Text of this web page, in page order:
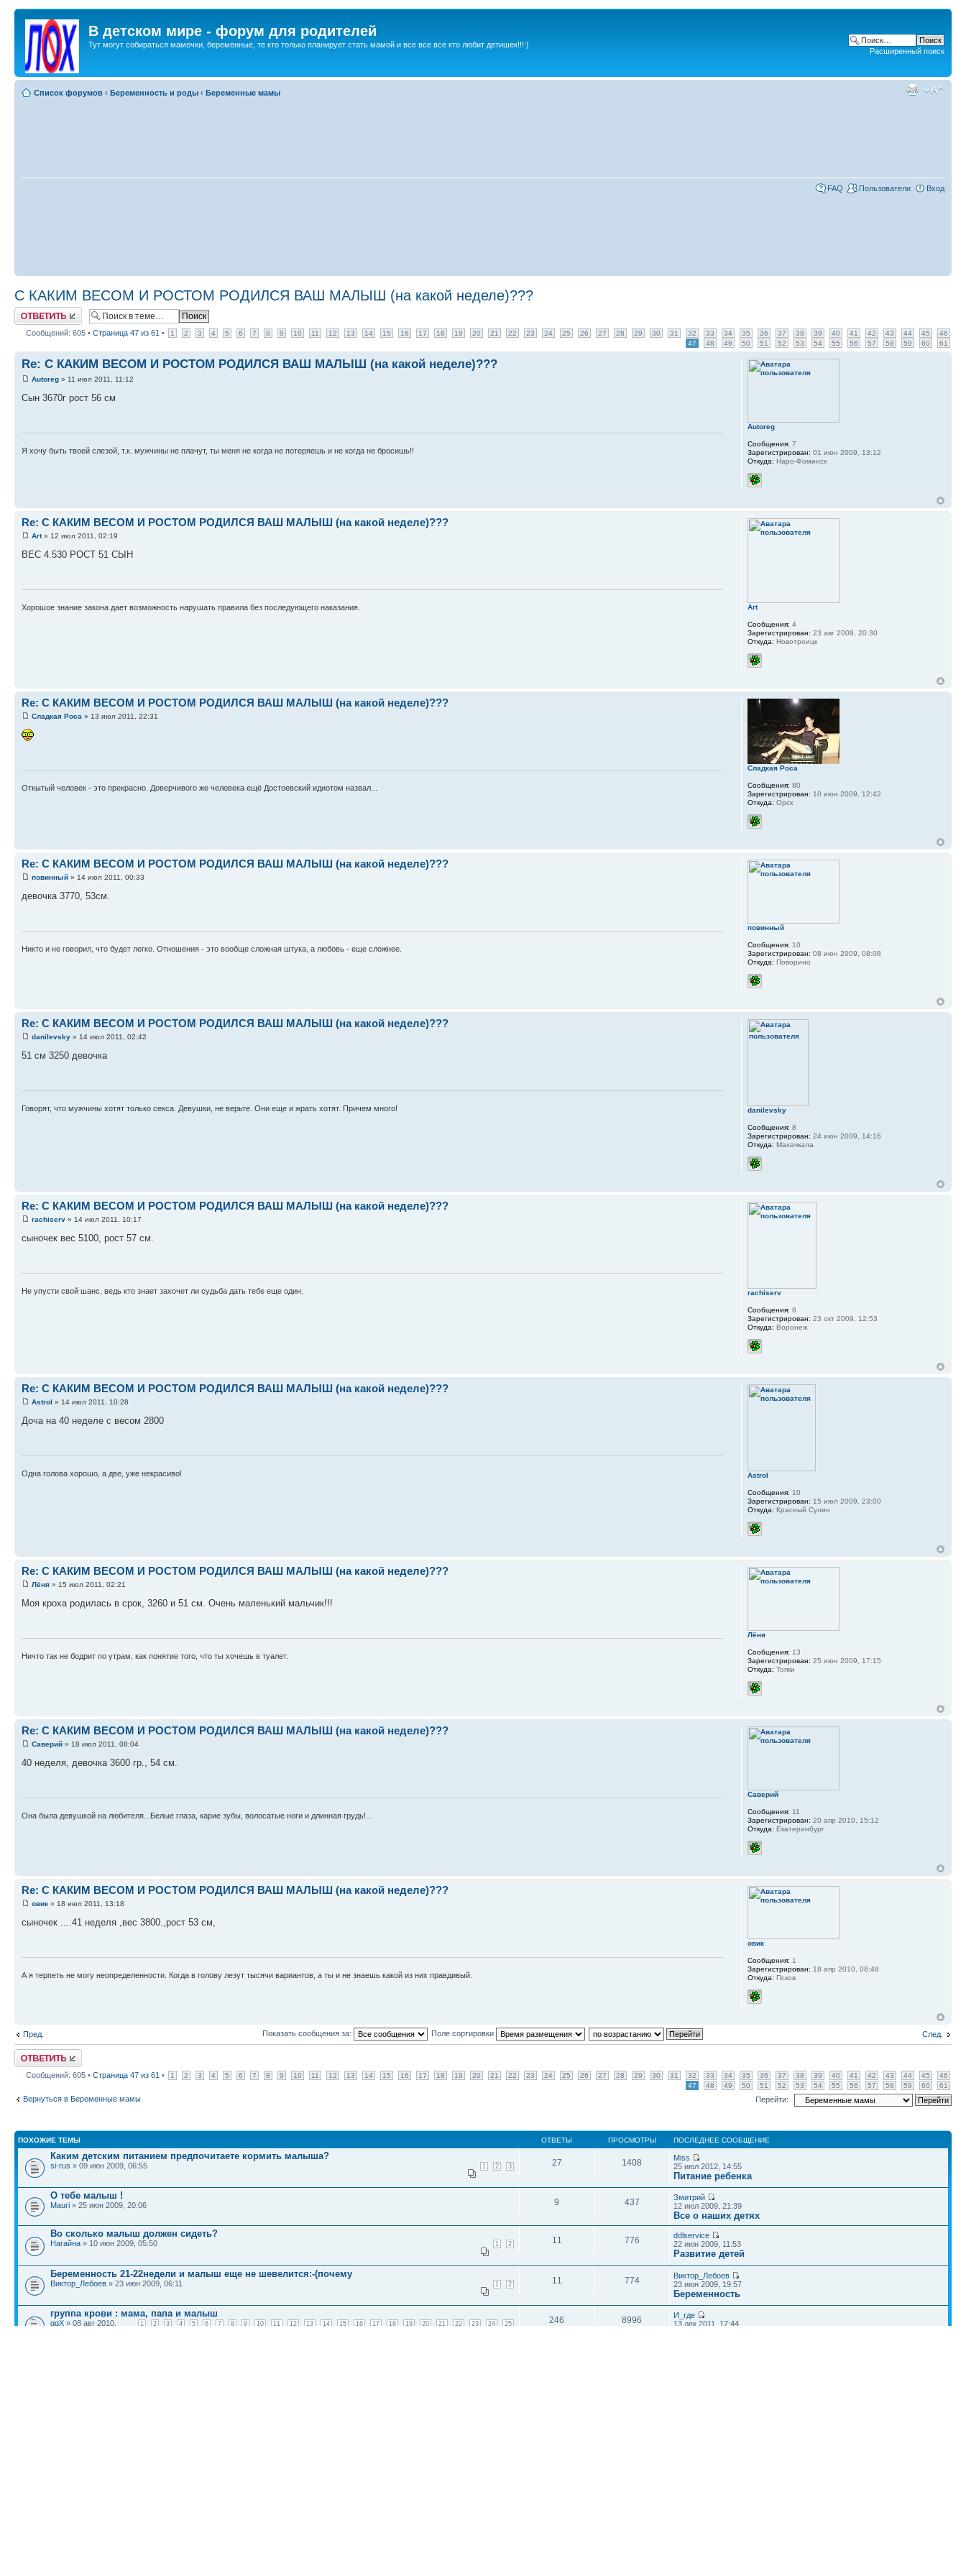
В детском мире - форум для родителей
Тут могут собираться мамочки, беременные, те кто только планирует стать мамой и все все все кто любит детишек!!!:)
Расширенный поиск
Список форумов ‹ Беременность и роды ‹ Беременные мамы
FAQ Пользователи Вход
С КАКИМ ВЕСОМ И РОСТОМ РОДИЛСЯ ВАШ МАЛЫШ (на какой неделе)???
Ответить
Сообщений: 605 • Страница 47 из 61 • 1 2 3 4 5 6 7 8 9 10 11 12 13 14 15 16 17 18 19 20 21 22 23 24 25 26 27 28 29 30 31 32 33 34 35 36 37 38 39 40 41 42 43 44 45
46
47
48 49 50 51 52 53 54 55 56 57 58 59 60 61
Re: С КАКИМ ВЕСОМ И РОСТОМ РОДИЛСЯ ВАШ МАЛЫШ (на какой неделе)???
Autoreg » 11 июл 2011, 11:12
Сын 3670г рост 56 см
Я хочу быть твоей слезой, т.к. мужчины не плачут, ты меня не когда не потеряешь и не когда не бросишь!!
Autoreg
Сообщения: 7
Зарегистрирован: 01 июн 2009, 13:12
Откуда: Наро-Фоминск
Re: С КАКИМ ВЕСОМ И РОСТОМ РОДИЛСЯ ВАШ МАЛЫШ (на какой неделе)???
Art» 12 июл 2011, 02:19
ВЕС 4.530 РОСТ 51 СЫН
Хорошое знание закона дает возможность нарушать правила без последующего наказания. Art
Сообщения: 4
Зарегистрирован: 23 авг 2009, 20:30
Откуда: Новотроицк
Re: С КАКИМ ВЕСОМ И РОСТОМ РОДИЛСЯ ВАШ МАЛЫШ (на какой неделе)???
Сладкая Роса » 13 июл 2011, 22:31
Откытый человек - это прекрасно. Доверчивого же человека ещё Достоевский идиотом назвал...
Сладкая Роса
Сообщения: 80
Зарегистрирован: 10 июн 2009, 12:42
Откуда: Орск
Re: С КАКИМ ВЕСОМ И РОСТОМ РОДИЛСЯ ВАШ МАЛЫШ (на какой неделе)???
повинный » 14 июл 2011, 00:33
девочка 3770, 53см.
Никто и не говорил, что будет легко. Отношения - это вообще сложная штука, а любовь - еще сложнее.
повинный
Сообщения: 10
Зарегистрирован: 08 июн 2009, 08:08
Откуда: Поворино
Re: С КАКИМ ВЕСОМ И РОСТОМ РОДИЛСЯ ВАШ МАЛЫШ (на какой неделе)???
danilevsky » 14 июл 2011, 02:42
51 см 3250 девочка
Говорят, что мужчины хотят только секса. Девушки, не верьте. Они еще и жрать хотят. Причем много! danilevsky
Сообщения: 8
Зарегистрирован: 24 июн 2009, 14:16
Откуда: Махачкала
Re: С КАКИМ ВЕСОМ И РОСТОМ РОДИЛСЯ ВАШ МАЛЫШ (на какой неделе)???
rachiserv » 14 июл 2011, 10:17
сыночек вес 5100, рост 57 см.
Не упусти свой шанс, ведь кто знает захочет ли судьба дать тебе еще один. rachiserv
Сообщения: 8
Зарегистрирован: 23 окт 2009, 12:53
Откуда: Воронеж
Re: С КАКИМ ВЕСОМ И РОСТОМ РОДИЛСЯ ВАШ МАЛЫШ (на какой неделе)???
Astrol » 14 июл 2011, 10:28
Доча на 40 неделе с весом 2800
Одна голова хорошо, а две, уже некрасиво! Astrol
Сообщения: 10
Зарегистрирован: 15 июл 2009, 23:00
Откуда: Красный Сулин
Re: С КАКИМ ВЕСОМ И РОСТОМ РОДИЛСЯ ВАШ МАЛЫШ (на какой неделе)???
Лёня » 15 июл 2011, 02:21
Моя кроха родилась в срок, 3260 и 51 см. Очень маленький мальчик!!!
Ничто так не бодрит по утрам, как понятие того, что ты хочешь в туалет.
Лёня
Сообщения: 13
Зарегистрирован: 25 июн 2009, 17:15
Откуда: Топки
Re: С КАКИМ ВЕСОМ И РОСТОМ РОДИЛСЯ ВАШ МАЛЫШ (на какой неделе)???
Саверий » 18 июл 2011, 08:04
40 неделя, девочка 3600 гр., 54 см.
Она была девушкой на любителя...Белые глаза, карие зубы, волосатые ноги и длинная грудь!...
Саверий
Сообщения: 11
Зарегистрирован: 20 апр 2010, 15:12
Откуда: Екатеринбург
Re: С КАКИМ ВЕСОМ И РОСТОМ РОДИЛСЯ ВАШ МАЛЫШ (на какой неделе)???
овик » 18 июл 2011, 13:18
сыночек ....41 неделя ,вес 3800.,рост 53 см,
А я терпеть не могу неопределенности. Когда в голову лезут тысячи вариантов, а ты и не знаешь какой из них правдивый.
овик
Сообщения: 1
Зарегистрирован: 18 апр 2010, 08:48
Откуда: Псков
Пред. След.
Показать сообщения за: Поле сортировки
Ответить
Сообщений: 605 • Страница 47 из 61 • 1 2 3 4 5 6 7 8 9 10 11 12 13 14 15 16 17 18 19 20 21 22 23 24 25 26 27 28 29 30 31 32 33 34 35 36 37 38 39 40 41 42 43 44 45
46
47
48 49 50 51 52 53 54 55 56 57 58 59 60 61
Вернуться в Беременные мамы Перейти:
ПОХОЖИЕ ТЕМЫ ОТВЕТЫ ПРОСМОТРЫ ПОСЛЕДНЕЕ СООБЩЕНИЕ
Каким детским питанием предпочитаете кормить малыша?
1 2 3
si-rus » 09 июн 2009, 06:55 27 1408
Miss
25 июл 2012, 14:55
Питание ребенка
О тебе малыш !
Mauri » 25 июн 2009, 20:06 9 437
Змитрий
12 июл 2009, 21:39
Все о наших детях
Во сколько малыш должен сидеть?
1 2
Нагайна » 10 июн 2009, 05:50 11 776
ddlservice
22 июн 2009, 11:53
Развитие детей
Беременность 21-22недели и малыш еще не шевелится:-(почему
1 2
Виктор_Лебоев » 23 июн 2009, 06:11 11 774
Виктор_Лебоев
23 июн 2009, 19:57
Беременность
группа крови : мама, папа и малыш
1 2 3 4 5 6 7 8 9 10 11 12 13 14 15 16 17 18 19 20 21 22 23 24 25
ggX » 08 авг 2010,
246 8996
И_где
13 дек 2011, 17:44